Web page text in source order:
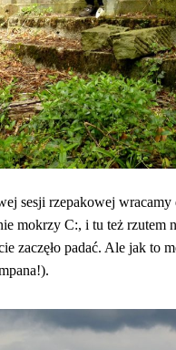
sesji rzepakowej wracamy
mokrzy C:, i tu też rzutem
zaczęło padać. Ale jak to